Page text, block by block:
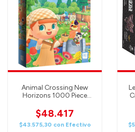
Animal Crossing New
Horizons 1000 Piece
$48.417
$43.575,30 con Efectivo